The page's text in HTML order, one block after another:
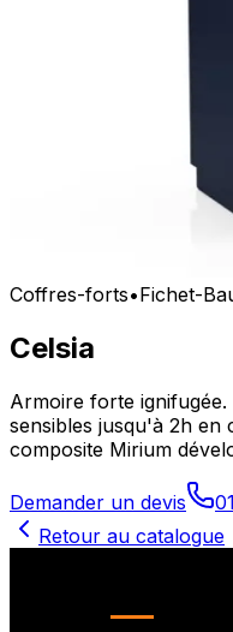
Coffres-forts•Fichet-
Celsia
Armoire forte
sensibles jusqu'à 2h en
composite Mirium
Demander un devis
Retour au catalogue